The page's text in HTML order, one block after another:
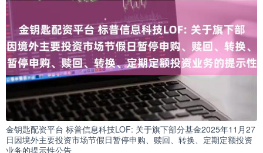
金钥匙配资平台 标普信息科技LOF: 关于旗下部分基金2025年11月27
日因境外主要投资市场节假日暂停申购、赎回、转换、定期定额投资
业务的提示性公告